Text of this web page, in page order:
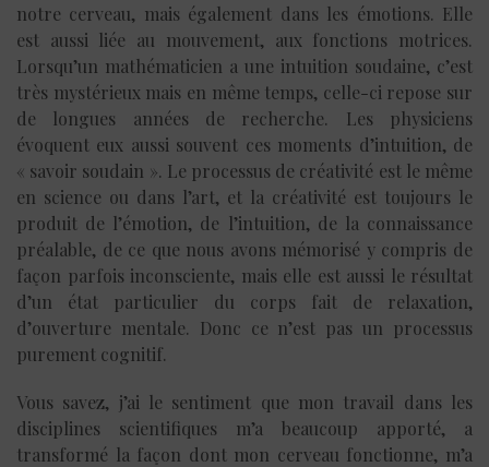
notre cerveau, mais également dans les émotions. Elle
est aussi liée au mouvement, aux fonctions motrices.
Lorsqu’un mathématicien a une intuition soudaine, c’est
très mystérieux mais en même temps, celle-ci repose sur
de longues années de recherche. Les physiciens
évoquent eux aussi souvent ces moments d’intuition, de
« savoir soudain ». Le processus de créativité est le même
en science ou dans l’art, et la créativité est toujours le
produit de l’émotion, de l’intuition, de la connaissance
préalable, de ce que nous avons mémorisé y compris de
façon parfois inconsciente, mais elle est aussi le résultat
d’un état particulier du corps fait de relaxation,
d’ouverture mentale. Donc ce n’est pas un processus
purement cognitif.
Vous savez, j’ai le sentiment que mon travail dans les
disciplines scientifiques m’a beaucoup apporté, a
transformé la façon dont mon cerveau fonctionne, m’a